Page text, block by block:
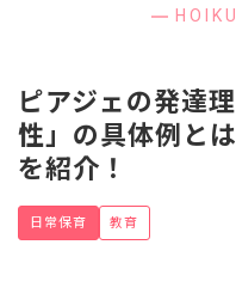
ピアジェの発達
性」の具体例と
を紹介！
日常保育 教育